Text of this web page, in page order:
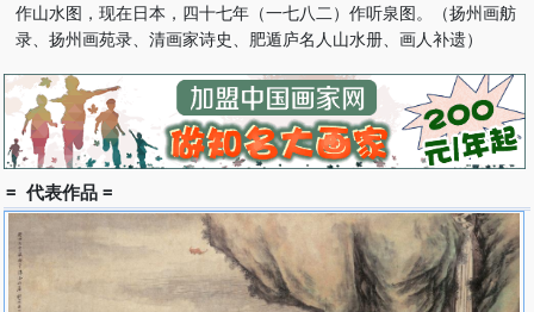
作山水图，现在日本，四十七年（一七八二）作听泉图。（扬州画舫
录、扬州画苑录、清画家诗史、肥遁庐名人山水册、画人补遗）
= 代表作品 =